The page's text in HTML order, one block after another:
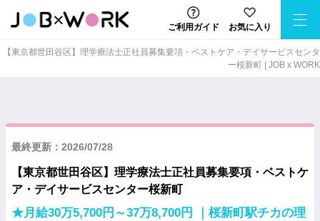
ご利用ガイド お気に入り
【東京都世田谷区】理学療法士正社員募集要項・ベストケア・デイサービスセンタ
ー桜新町 | JOB x WORK
最終更新：2026/07/28
【東京都世田谷区】理学療法士正社員募集要項・ベストケ
ア・デイサービスセンター桜新町
★月給30万5,700円～37万8,700円 ｜桜新町駅チカの理